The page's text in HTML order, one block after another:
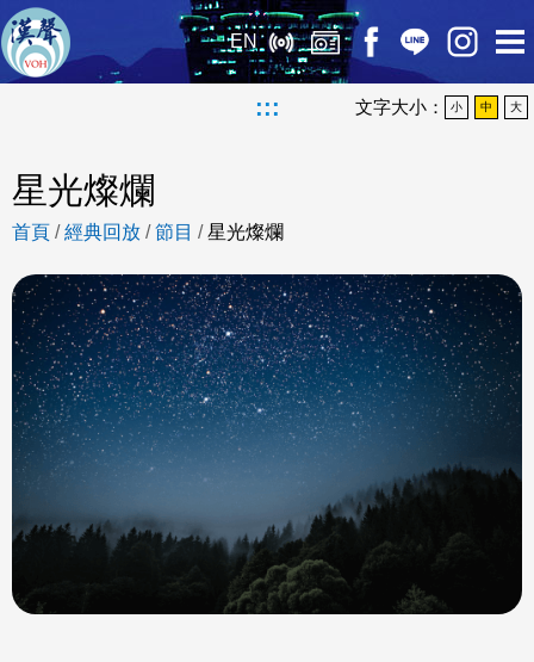
EN
::: 文字大小： 小 中 大
星光燦爛
首頁 /經典回放 /節目 /星光燦爛